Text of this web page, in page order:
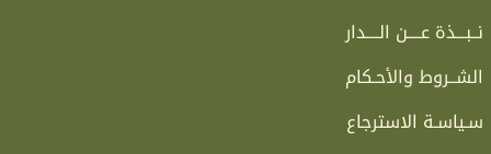
نــبـــذة عــــن الــــدار
الشــروط والأحـكام
سـياسـة الاسترجاع